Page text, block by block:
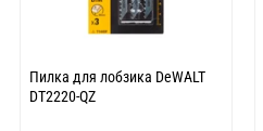
Пилка для лобзика DeWALT
DT2220-QZ